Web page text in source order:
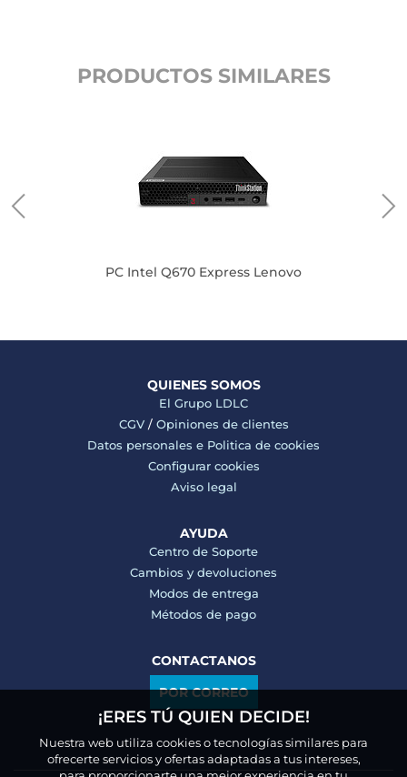
PRODUCTOS SIMILARES
PC Intel Q670 Express Lenovo
QUIENES SOMOS
El Grupo LDLC
CGV/ Opiniones de clientes
Datos personales e Politica de cookies
Configurar cookies
Aviso legal
AYUDA
Centro de Soporte
Cambios y devoluciones
Modos de entrega
Métodos de pago
CONTACTANOS
POR CORREO
¡ERES TÚ QUIEN DECIDE!
Nuestra web utiliza cookies o tecnologías similares para
ofrecerte servicios y ofertas adaptadas a tus intereses,